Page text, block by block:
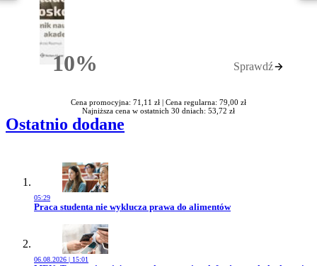
10%Rabatu Sprawdź
Cena promocyjna: 71,11 zł | Cena regularna: 79,00 zł
Najniższa cena w ostatnich 30 dniach: 53,72 zł
Ostatnio dodane
05:29
Przejdź do artykułu:
Praca studenta nie wyklucza prawa do alimentów
06.08.2026 | 15:01